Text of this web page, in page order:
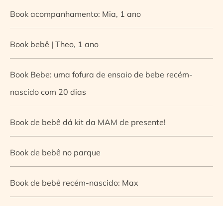
Book acompanhamento: Mia, 1 ano
Book bebê | Theo, 1 ano
Book Bebe: uma fofura de ensaio de bebe recém-
nascido com 20 dias
Book de bebê dá kit da MAM de presente!
Book de bebê no parque
Book de bebê recém-nascido: Max